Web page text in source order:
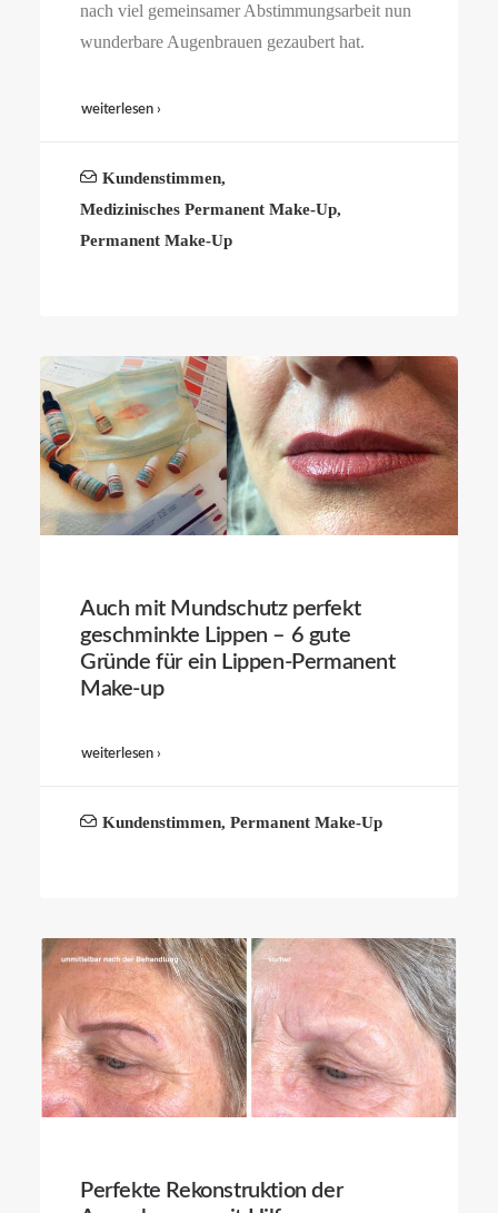
nach viel gemeinsamer Abstimmungsarbeit nun
wunderbare Augenbrauen gezaubert hat.
weiterlesen ›
Kundenstimmen,
Medizinisches Permanent Make-Up,
Permanent Make-Up
Auch mit Mundschutz perfekt
geschminkte Lippen – 6 gute
Gründe für ein Lippen-Permanent
Make-up
weiterlesen ›
Kundenstimmen, Permanent Make-Up
Perfekte Rekonstruktion der